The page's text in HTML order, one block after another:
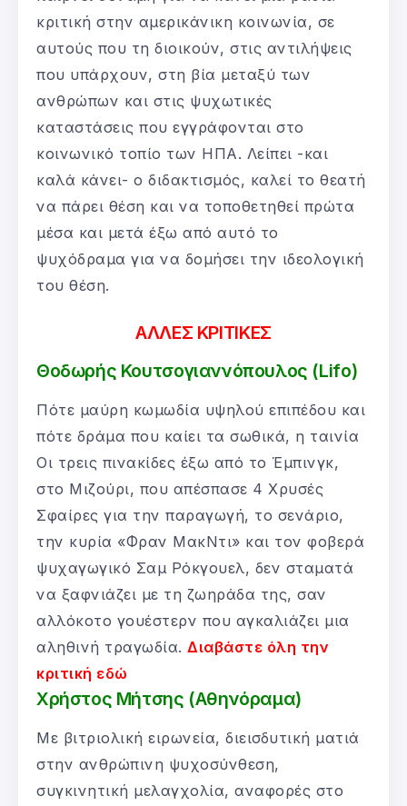
κριτική στην αμερικάνικη κοινωνία, σε
αυτούς που τη διοικούν, στις αντιλήψεις
που υπάρχουν, στη βία μεταξύ των
ανθρώπων και στις ψυχωτικές
καταστάσεις που εγγράφονται στο
κοινωνικό τοπίο των ΗΠΑ. Λείπει -και
καλά κάνει- ο διδακτισμός, καλεί το θεατή
να πάρει θέση και να τοποθετηθεί πρώτα
μέσα και μετά έξω από αυτό το
ψυχόδραμα για να δομήσει την ιδεολογική
του θέση.
ΑΛΛΕΣ ΚΡΙΤΙΚΕΣ
Θοδωρής Κουτσογιαννόπουλος (Lifo)
Πότε μαύρη κωμωδία υψηλού επιπέδου και
πότε δράμα που καίει τα σωθικά, η ταινία
Οι τρεις πινακίδες έξω από το Έμπινγκ,
στο Μιζούρι, που απέσπασε 4 Χρυσές
Σφαίρες για την παραγωγή, το σενάριο,
την κυρία «Φραν ΜακΝτι» και τον φοβερά
ψυχαγωγικό Σαμ Ρόκγουελ, δεν σταματά
να ξαφνιάζει με τη ζωηράδα της, σαν
αλλόκοτο γουέστερν που αγκαλιάζει μια
αληθινή τραγωδία. Διαβάστε όλη την
κριτική εδώ
Χρήστος Μήτσης (Αθηνόραμα)
Με βιτριολική ειρωνεία, διεισδυτική ματιά
στην ανθρώπινη ψυχοσύνθεση,
συγκινητική μελαγχολία, αναφορές στο